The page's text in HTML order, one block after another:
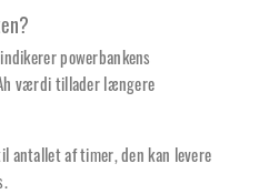
powerbankens
værdi tillader længere
antallet af timer, den kan levere